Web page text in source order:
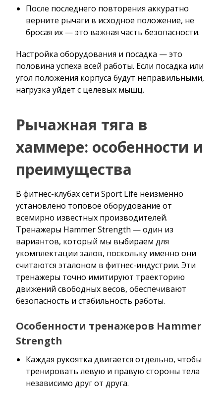
После последнего повторения аккуратно
верните рычаги в исходное положение, не
бросая их — это важная часть безопасности.
Настройка оборудования и посадка — это
половина успеха всей работы. Если посадка или
угол положения корпуса будут неправильными,
нагрузка уйдет с целевых мышц.
Рычажная тяга в
хаммере: особенности и
преимущества
В фитнес-клубах сети Sport Life неизменно
установлено топовое оборудование от
всемирно известных производителей.
Тренажеры Hammer Strength — один из
вариантов, который мы выбираем для
укомплектации залов, поскольку именно они
считаются эталоном в фитнес-индустрии. Эти
тренажеры точно имитируют траекторию
движений свободных весов, обеспечивают
безопасность и стабильность работы.
Особенности тренажеров Hammer
Strength
Каждая рукоятка двигается отдельно, чтобы
тренировать левую и правую стороны тела
независимо друг от друга.